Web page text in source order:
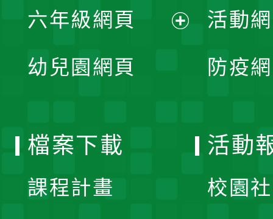
單
選
開
六年級網頁
幼兒園網頁
活動
防疫
檔案下載
課程計畫
活動
校園